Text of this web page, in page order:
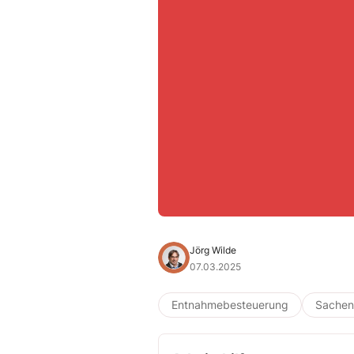
Jörg Wilde
07.03.2025
Entnahmebesteuerung